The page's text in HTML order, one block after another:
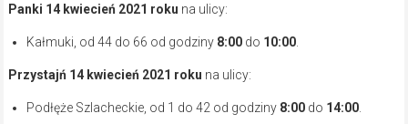
Panki 14 kwiecień 2021 roku na ulicy:
Kałmuki, od 44 do 66 od godziny8:00 do 10:00.
Przystajń 14 kwiecień 2021 roku na ulicy:
Podłęże Szlacheckie, od 1 do 42 od godziny 8:00 do 14:00.